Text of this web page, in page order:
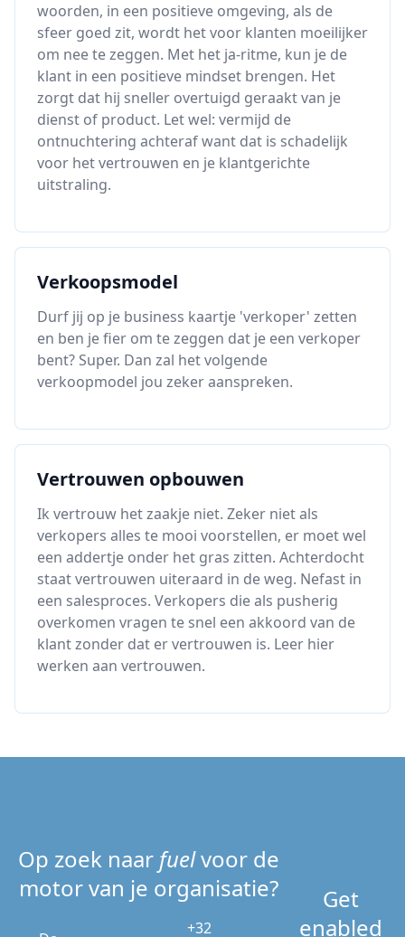
woorden, in een positieve omgeving, als de
sfeer goed zit, wordt het voor klanten moeilijker
om nee te zeggen. Met het ja-ritme, kun je de
klant in een positieve mindset brengen. Het
zorgt dat hij sneller overtuigd geraakt van je
dienst of product. Let wel: vermijd de
ontnuchtering achteraf want dat is schadelijk
voor het vertrouwen en je klantgerichte
uitstraling.
Verkoopsmodel
Durf jij op je business kaartje 'verkoper' zetten
en ben je fier om te zeggen dat je een verkoper
bent? Super. Dan zal het volgende
verkoopmodel jou zeker aanspreken.
Vertrouwen opbouwen
Ik vertrouw het zaakje niet. Zeker niet als
verkopers alles te mooi voorstellen, er moet wel
een addertje onder het gras zitten. Achterdocht
staat vertrouwen uiteraard in de weg. Nefast in
een salesproces. Verkopers die als pusherig
overkomen vragen te snel een akkoord van de
klant zonder dat er vertrouwen is. Leer hier
werken aan vertrouwen.
Op zoek naar fuelvoor de
motor van je organisatie?
+32
Get
enabled